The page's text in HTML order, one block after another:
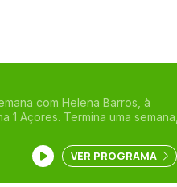
com Helena Barros, à
uma semana,
essa finalidade: a permanente
uma
VER PROGRAMA